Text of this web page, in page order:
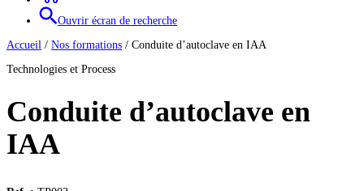
Ouvrir écran de recherche
Accueil / Nos formations / Conduite d’autoclave en IAA
Technologies et Process
Conduite d’autoclave en
IAA